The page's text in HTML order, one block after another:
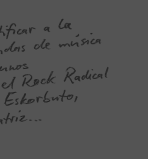
a la
de
Rock Radical